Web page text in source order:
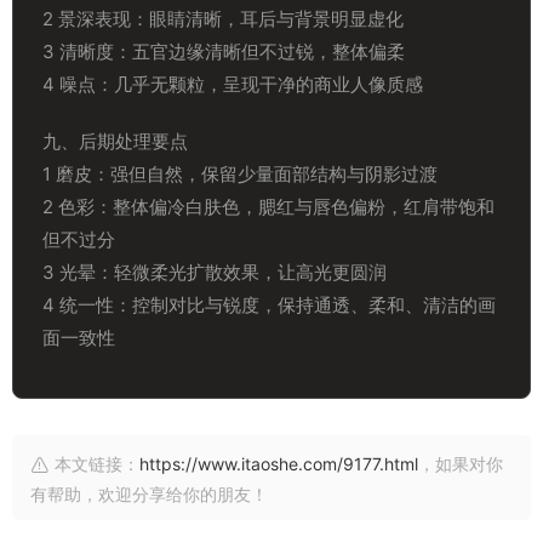
2 景深表现：眼睛清晰，耳后与背景明显虚化
3 清晰度：五官边缘清晰但不过锐，整体偏柔
4 噪点：几乎无颗粒，呈现干净的商业人像质感
九、后期处理要点
1 磨皮：强但自然，保留少量面部结构与阴影过渡
2 色彩：整体偏冷白肤色，腮红与唇色偏粉，红肩带饱和
但不过分
3 光晕：轻微柔光扩散效果，让高光更圆润
4 统一性：控制对比与锐度，保持通透、柔和、清洁的画
面一致性
本文链接： https://www.itaoshe.com/9177.html ，如果对你
有帮助，欢迎分享给你的朋友！